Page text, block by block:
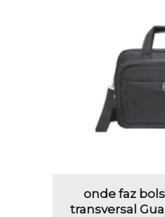
onde faz
transversal